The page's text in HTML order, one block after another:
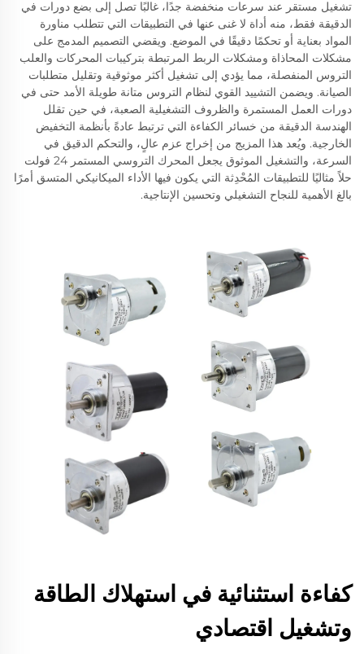
تشغيل مستقر عند سرعات منخفضة جدًا، غالبًا تصل إلى بضع دورات في
الدقيقة فقط، منه أداة لا غنى عنها في التطبيقات التي تتطلب مناورة
المواد بعناية أو تحكمًا دقيقًا في الموضع. ويقضي التصميم المدمج على
مشكلات المحاذاة ومشكلات الربط المرتبطة بتركيبات المحركات والعلب
التروس المنفصلة، مما يؤدي إلى تشغيل أكثر موثوقية وتقليل متطلبات
الصيانة. ويضمن التشييد القوي لنظام التروس متانة طويلة الأمد حتى في
دورات العمل المستمرة والظروف التشغيلية الصعبة، في حين تقلل
الهندسة الدقيقة من خسائر الكفاءة التي ترتبط عادةً بأنظمة التخفيض
الخارجية. ويُعد هذا المزيج من إخراج عزم عالٍ، والتحكم الدقيق في
السرعة، والتشغيل الموثوق يجعل المحرك التروسي المستمر 24 فولت
حلاً مثاليًا للتطبيقات المُحْدِثة التي يكون فيها الأداء الميكانيكي المتسق أمرًا
بالغ الأهمية للنجاح التشغيلي وتحسين الإنتاجية.
كفاءة استثنائية في استهلاك الطاقة
وتشغيل اقتصادي